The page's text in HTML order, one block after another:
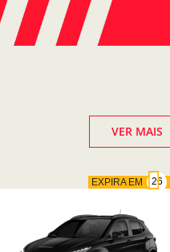
VER MAIS
EXPIRA EM